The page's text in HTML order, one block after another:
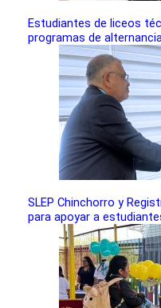
Estudiantes de liceos
programas de
SLEP Chinchorro y
para apoyar a